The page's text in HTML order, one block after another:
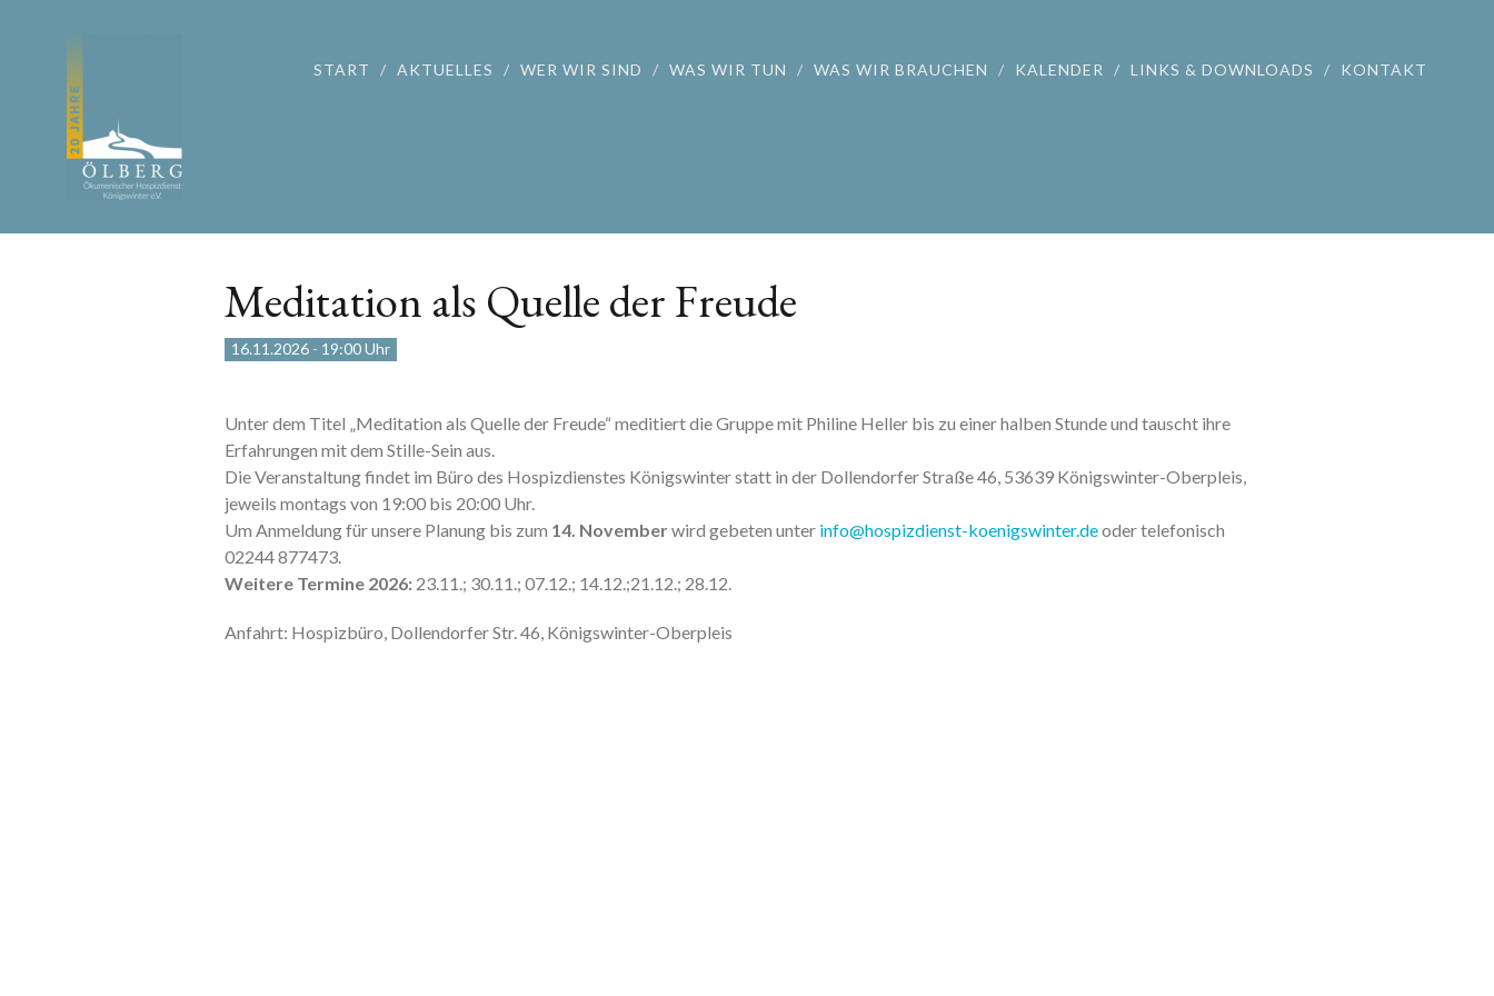
START AKTUELLES WER WIR SIND WAS WIR TUN WAS WIR BRAUCHEN KALENDER LINKS & DOWNLOADS KONTAKT
Meditation als Quelle der Freude
16.11.2026 - 19:00 Uhr
Unter dem Titel „Meditation als Quelle der Freude“ meditiert die Gruppe mit Philine Heller bis zu einer halben Stunde und tauscht ihre
Erfahrungen mit dem Stille-Sein aus.
Die Veranstaltung findet im Büro des Hospizdienstes Königswinter statt in der Dollendorfer Straße 46, 53639 Königswinter-Oberpleis,
jeweils montags von 19:00 bis 20:00 Uhr.
Um Anmeldung für unsere Planung bis zum 14. Novemberwird gebeten unter info@hospizdienst-koenigswinter.deoder telefonisch
02244 877473.
Weitere Termine 2026: 23.11.; 30.11.; 07.12.; 14.12.;21.12.; 28.12.
Anfahrt: Hospizbüro, Dollendorfer Str. 46, Königswinter-Oberpleis